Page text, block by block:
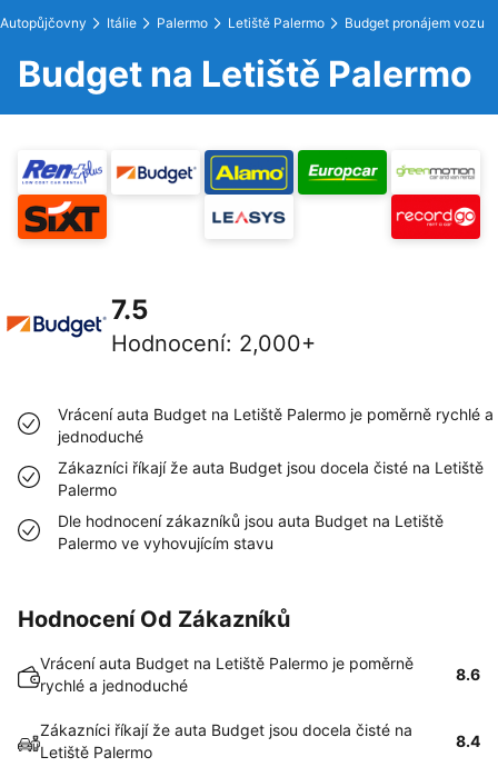
Autopůjčovny Itálie Palermo Letiště Palermo Budget pronájem vozu
Budget na Letiště Palermo
7.5
Hodnocení: 2,000+
Vrácení auta Budget na Letiště Palermo je poměrně rychlé a
jednoduché
Zákazníci říkají že auta Budget jsou docela čisté na Letiště
Palermo
Dle hodnocení zákazníků jsou auta Budget na Letiště
Palermo ve vyhovujícím stavu
Hodnocení Od Zákazníků
Vrácení auta Budget na Letiště Palermo je poměrně
rychlé a jednoduché
8.6
Zákazníci říkají že auta Budget jsou docela čisté na
Letiště Palermo
8.4